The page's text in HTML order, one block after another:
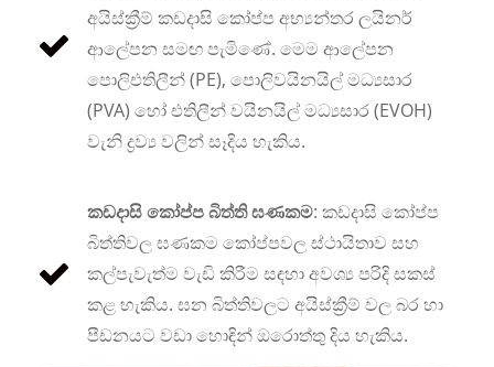
අයිස්ක්‍රීම් කඩදාසි කෝප්ප අභ්‍යන්තර ලයිනර්
ආලේපන සමඟ පැමිණේ. මෙම ආලේපන
පොලිඑතිලීන් (PE), පොලිවයිනයිල් මධ්‍යසාර
(PVA) හෝ එතිලීන් වයිනයිල් මධ්‍යසාර (EVOH)
වැනි ද්‍රව්‍ය වලින් සෑදිය හැකිය.
කඩදාසි කෝප්ප බිත්ති ඝණකම: කඩදාසි කෝප්ප
බිත්තිවල ඝණකම කෝප්පවල ස්ථායිතාව සහ
කල්පැවැත්ම වැඩි කිරීම සඳහා අවශ්‍ය පරිදි සකස්
කළ හැකිය. ඝන බිත්තිවලට අයිස්ක්‍රීම් වල බර හා
පීඩනයට වඩා හොඳින් ඔරොත්තු දිය හැකිය.